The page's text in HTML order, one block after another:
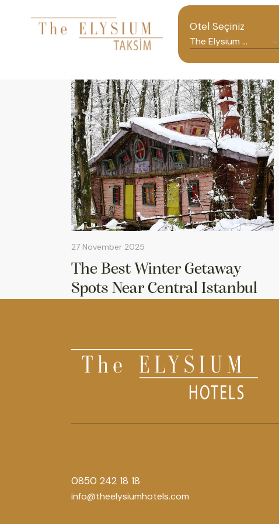
Otel Seçiniz
27 November 2025
The Best Winter Getaway
Spots Near Central Istanbul
0850 242 18 18
info@theelysiumhotels.com